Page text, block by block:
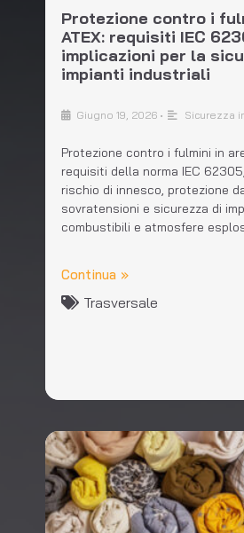
Protezione contro i
ATEX: requisiti IEC
implicazioni per la
impianti industriali
Giugno 19, 2026 • Sicurezza
Protezione contro i fulmini in
requisiti della norma IEC
rischio di innesco, protezione
sovratensioni e sicurezza di
combustibili e atmosfere
Continua »
Trasversale